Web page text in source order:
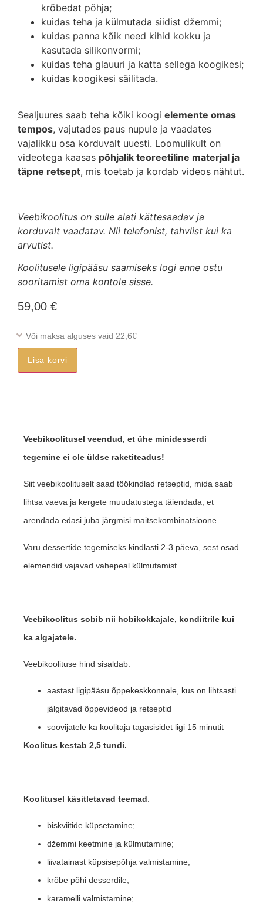
krõbedat põhja;
kuidas teha ja külmutada siidist džemmi;
kuidas panna kõik need kihid kokku ja
kasutada silikonvormi;
kuidas teha glauuri ja katta sellega koogikesi;
kuidas koogikesi säilitada.
Sealjuures saab teha kõiki koogi elemente omas
tempos, vajutades paus nupule ja vaadates
vajalikku osa korduvalt uuesti. Loomulikult on
videotega kaasas põhjalik teoreetiline materjal ja
täpne retsept, mis toetab ja kordab videos nähtut.
Veebikoolitus on sulle alati kättesaadav ja
korduvalt vaadatav. Nii telefonist, tahvlist kui ka
arvutist.
Koolitusele ligipääsu saamiseks logi enne ostu
sooritamist oma kontole sisse.
59,00 €
Või maksa alguses vaid 22,6€
Lisa korvi
Veebikoolitusel veendud, et ühe minidesserdi
tegemine ei ole üldse raketiteadus!
Siit veebikoolituselt saad töökindlad retseptid, mida saab
lihtsa vaeva ja kergete muudatustega täiendada, et
arendada edasi juba järgmisi maitsekombinatsioone.
Varu dessertide tegemiseks kindlasti 2-3 päeva, sest osad
elemendid vajavad vahepeal külmutamist.
Veebikoolitus sobib nii hobikokkajale, kondiitrile kui
ka algajatele.
Veebikoolituse hind sisaldab:
aastast ligipääsu õppekeskkonnale, kus on lihtsasti
jälgitavad õppevideod ja retseptid
soovijatele ka koolitaja tagasisidet ligi 15 minutit
Koolitus kestab 2,5 tundi.
Koolitusel käsitletavad teemad:
biskviitide küpsetamine;
džemmi keetmine ja külmutamine;
liivatainast küpsisepõhja valmistamine;
krõbe põhi desserdile;
karamelli valmistamine;